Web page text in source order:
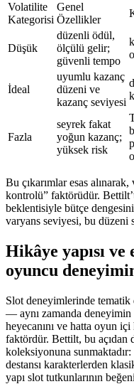
Volatilite
Kategorisi
Genel
Özellikler
Düşük
düzenli ödül,
ölçülü gelir;
güvenli tempo
İdeal
uyumlu kazanç
düzeni ve
kazanç seviyesi
Fazla
seyrek fakat
yoğun kazanç;
yüksek risk
Bu çıkarımlar esas
kontrolü” faktörüdür.
beklentisiyle bütçe
varyans seviyesi, bu düzeni
Hikâye yapısı
oyuncu
Slot deneyimlerinde
— aynı zamanda deneyimin
heyecanını ve hatta oyun
faktördür. Bettilt, bu açıdan
koleksiyonuna sunmaktadır:
destansı karakterlerden
yapı slot tutkunlarının